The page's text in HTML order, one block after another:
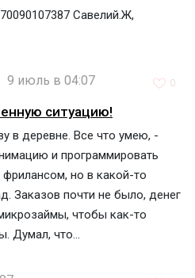
Савелий.Ж,
9 июль в 04:07 0
ситуацию!
в деревне. Все что умею, -
и программировать
но в какой-то
Заказов почти не было, денег
чтобы как-то
Думал, что...